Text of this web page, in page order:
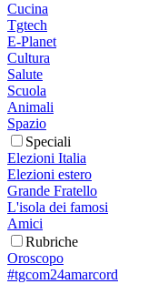
Cucina
Tgtech
E-Planet
Cultura
Salute
Scuola
Animali
Spazio
Speciali
Elezioni Italia
Elezioni estero
Grande Fratello
L'isola dei famosi
Amici
Rubriche
Oroscopo
#tgcom24amarcord